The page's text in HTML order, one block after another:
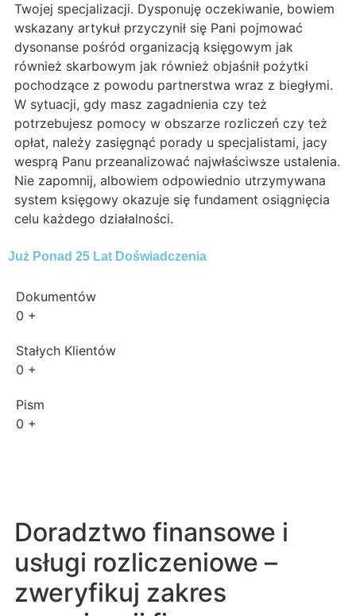
Twojej specjalizacji. Dysponuję oczekiwanie, bowiem
wskazany artykuł przyczynił się Pani pojmować
dysonanse pośród organizacją księgowym jak
również skarbowym jak również objaśnił pożytki
pochodzące z powodu partnerstwa wraz z biegłymi.
W sytuacji, gdy masz zagadnienia czy też
potrzebujesz pomocy w obszarze rozliczeń czy też
opłat, należy zasięgnąć porady u specjalistami, jacy
wesprą Panu przeanalizować najwłaściwsze ustalenia.
Nie zapomnij, albowiem odpowiednio utrzymywana
system księgowy okazuje się fundament osiągnięcia
celu każdego działalności.
Już Ponad 25 Lat Doświadczenia
Dokumentów
0 +
Stałych Klientów
0 +
Pism
0 +
Doradztwo finansowe i
usługi rozliczeniowe –
zweryfikuj zakres